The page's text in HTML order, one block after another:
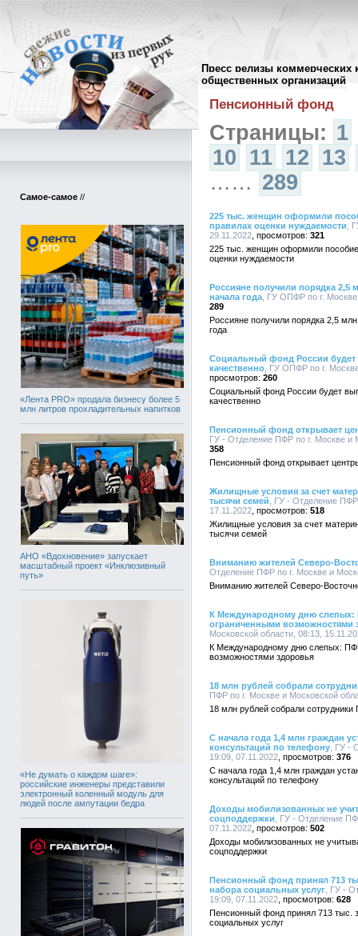
Пресс релизы коммерческих
общественных организаций
Самое-самое //
«Лента PRO» продала бизнесу более 5
млн литров прохладительных напитков
АНО «Вдохновение» запускает
масштабный проект «Инклюзивный
путь»
«Не думать о каждом шаге»:
российские инженеры представили
электронный коленный модуль для
людей после ампутации бедра
Архив пресс-релизов//
Пенсионный фонд
Страницы: 1
10 11 12 13
…… 289
225 тыс. женщин оформили
правилах оценки нуждаемости ,
29.11.2022
321
225 тыс. женщин оформили
оценки нуждаемости
Россияне получили порядка 2,5
начала года , ГУ ОПФР по г.
289
Россияне получили порядка 2,5
года
Социальный фонд России
качественно , ГУ ОПФР по г.
260
Социальный фонд России будет
качественно
Пенсионный фонд открывает
ГУ - Отделение ПФР по г. Москве и
358
Пенсионный фонд открывает
Жилищные условия за счет
тысячи семей , ГУ - Отделение
17.11.2022
518
Жилищные условия за счет
тысячи семей
Вниманию жителей Северо-
Отделение ПФР по г. Москве и
Вниманию жителей Северо-
К Международному дню слепых:
ограниченными возможностями
Московской области, 08:13,
К Международному дню слепых:
возможностями здоровья
18 млн рублей собрали
ПФР по г. Москве и Московской
18 млн рублей собрали
С начала года 1,4 млн граждан
консультаций по телефону , ГУ -
19:09, 07.11.2022
376
С начала года 1,4 млн граждан
консультаций по телефону
Доходы мобилизованных не
соцподдержки , ГУ - Отделение
07.11.2022
502
Доходы мобилизованных не
соцподдержки
Пенсионный фонд принял 713
набора социальных услуг , ГУ -
19:09, 07.11.2022
628
Пенсионный фонд принял 713 тыс.
социальных услуг